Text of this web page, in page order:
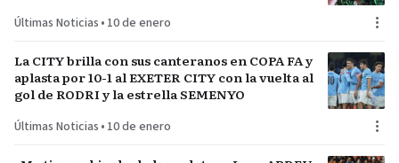
Últimas Noticias • 10 de enero
La CITY brilla con sus canteranos en COPA FA y
aplasta por 10-1 al EXETER CITY con la vuelta al
gol de RODRI y la estrella SEMENYO
Últimas Noticias • 10 de enero